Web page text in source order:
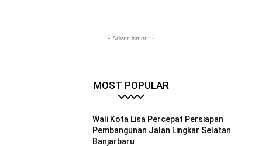
- Advertisment -
MOST POPULAR
Wali Kota Lisa Percepat Persiapan
Pembangunan Jalan Lingkar Selatan
Banjarbaru